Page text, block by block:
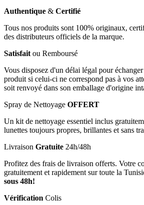
Authentique & Certifié
Tous nos produits sont 100% originaux,
des distributeurs officiels de la marque.
Satisfait ou Remboursé
Vous disposez d'un délai légal pour
produit si celui-ci ne correspond pas à vos
soit renvoyé dans son emballage d'origine
Spray de Nettoyage OFFERT
Un kit de nettoyage essentiel inclus
lunettes toujours propres, brillantes et sans
Livraison Gratuite 24h/48h
Profitez des frais de livraison offerts. Votre
gratuitement et rapidement sur toute la
sous 48h!
Vérification Colis